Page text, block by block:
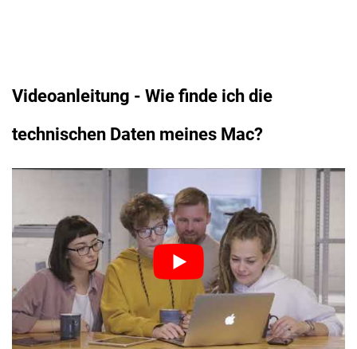
Videoanleitung - Wie finde ich die
technischen Daten meines Mac?